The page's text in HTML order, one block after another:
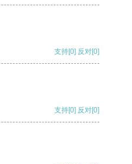
支持[0] 反对[0]
支持[0] 反对[0]